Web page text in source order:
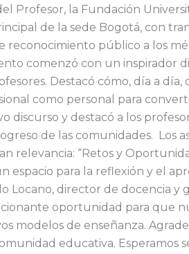
Profesor, la Fundación
de la sede Bogotá, con
reconocimiento público a los
comenzó con un inspirador
Destacó cómo, día a
como personal para
discurso y destacó a los
de las comunidades. Los
relevancia: “Retos y
espacio para la reflexión y el
Locano, director de docencia
oportunidad para que
modelos de enseñanza.
educativa. Esperamos